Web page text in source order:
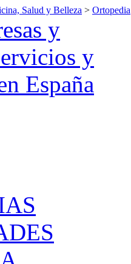
Salud y Belleza > Ortopedia